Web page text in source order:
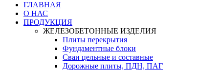
ГЛАВНАЯ
О НАС
ПРОДУКЦИЯ
ЖЕЛЕЗОБЕТОННЫЕ ИЗДЕЛИЯ
Плиты перекрытия
Фундаментные блоки
Сваи цельные и составные
Дорожные плиты, ПДН, ПАГ